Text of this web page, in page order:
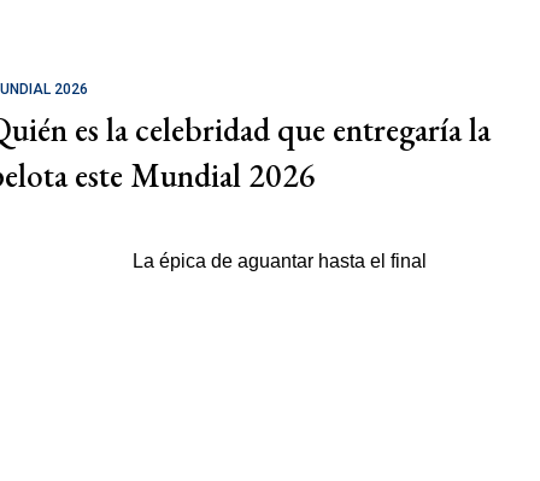
2026
es la celebridad que entregaría la
este Mundial 2026